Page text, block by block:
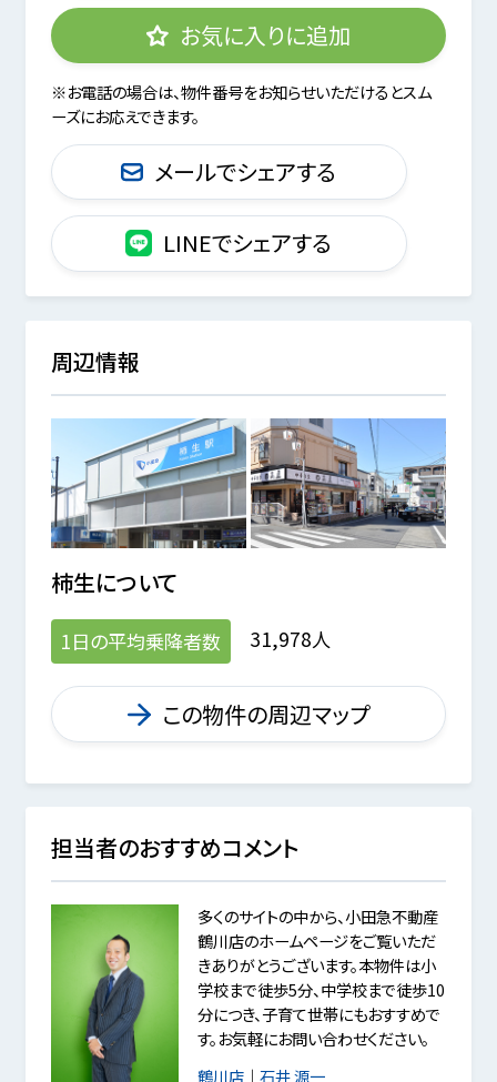
お気に入りに追加
※お電話の場合は、物件番号をお知らせいただけるとスム
ーズにお応えできます。
メールでシェアする
LINEでシェアする
周辺情報
柿生について
1日の平均乗降者数 31,978人
この物件の周辺マップ
担当者のおすすめコメント
多くのサイトの中から、小田急不動産
鶴川店のホームページをご覧いただ
きありがとうございます。本物件は小
学校まで徒歩5分、中学校まで徒歩10
分につき、子育て世帯にもおすすめで
す。お気軽にお問い合わせください。
鶴川店｜ 石井 源一